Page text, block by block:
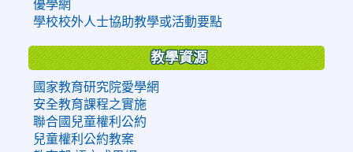
優學網
學校校外人士協助教學或活動要點
教學資源
國家教育研究院愛學網
安全教育課程之實施
聯合國兒童權利公約
兒童權利公約教案